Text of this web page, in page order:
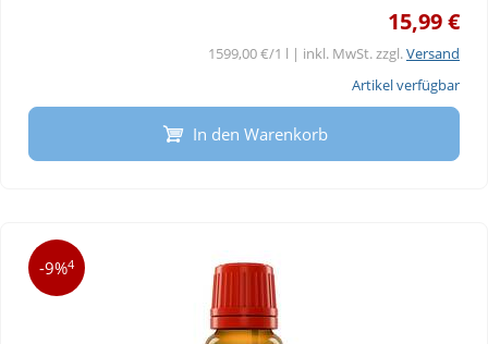
15,99 €
1599,00 €/1 l | inkl. MwSt. zzgl.Versand
Artikel verfügbar
In den Warenkorb
-9%4